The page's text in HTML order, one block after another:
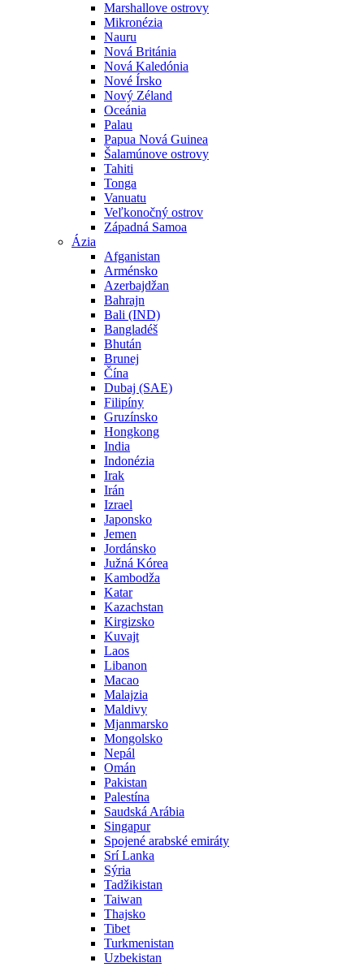
Marshallove ostrovy
Mikronézia
Nauru
Nová Británia
Nová Kaledónia
Nové Írsko
Nový Zéland
Oceánia
Palau
Papua Nová Guinea
Šalamúnove ostrovy
Tahiti
Tonga
Vanuatu
Veľkonočný ostrov
Západná Samoa
Ázia
Afganistan
Arménsko
Azerbajdžan
Bahrajn
Bali (IND)
Bangladéš
Bhután
Brunej
Čína
Dubaj (SAE)
Filipíny
Gruzínsko
Hongkong
India
Indonézia
Irak
Irán
Izrael
Japonsko
Jemen
Jordánsko
Južná Kórea
Kambodža
Katar
Kazachstan
Kirgizsko
Kuvajt
Laos
Libanon
Macao
Malajzia
Maldivy
Mjanmarsko
Mongolsko
Nepál
Omán
Pakistan
Palestína
Saudská Arábia
Singapur
Spojené arabské emiráty
Srí Lanka
Sýria
Tadžikistan
Taiwan
Thajsko
Tibet
Turkmenistan
Uzbekistan